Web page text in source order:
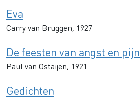
Eva
Carry van Bruggen, 1927
De feesten van angst en pijn
Paul van Ostaijen, 1921
Gedichten